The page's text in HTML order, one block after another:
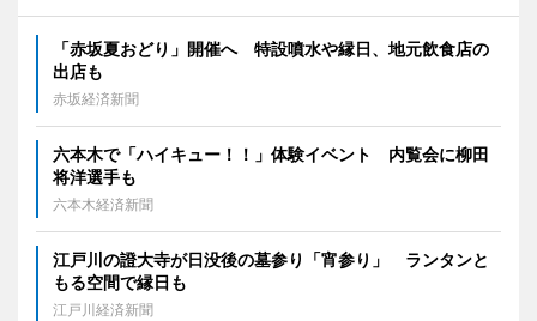
「赤坂夏おどり」開催へ 特設噴水や縁日、地元飲食店の
出店も
赤坂経済新聞
六本木で「ハイキュー！！」体験イベント 内覧会に柳田
将洋選手も
六本木経済新聞
江戸川の證大寺が日没後の墓参り「宵参り」 ランタンと
もる空間で縁日も
江戸川経済新聞